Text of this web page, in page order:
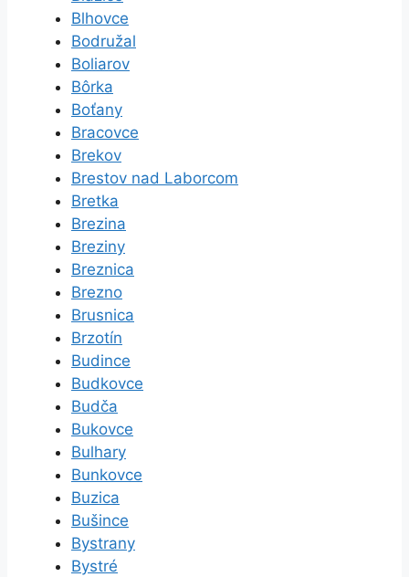
Blhovce
Bodružal
Boliarov
Bôrka
Boťany
Bracovce
Brekov
Brestov nad Laborcom
Bretka
Brezina
Breziny
Breznica
Brezno
Brusnica
Brzotín
Budince
Budkovce
Budča
Bukovce
Bulhary
Bunkovce
Buzica
Bušince
Bystrany
Bystré